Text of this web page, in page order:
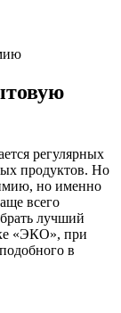
регулярных
продуктов. Но
но именно
всего
лучший
«ЭКО», при
в